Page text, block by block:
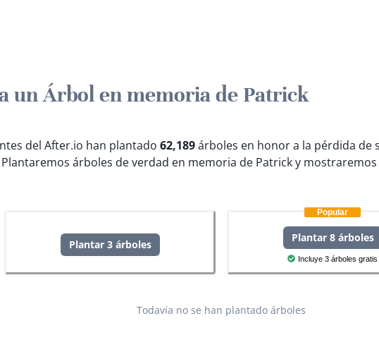
un Árbol en memoria de Patrick
del After.io han plantado 62,189árboles en honor a la pérdida de
Plantaremos árboles de verdad en memoria de Patrick y
Plantar 3 árboles
Popular
Plantar 8 árboles
Incluye 3 árboles gratis
Todavía no se han plantado árboles